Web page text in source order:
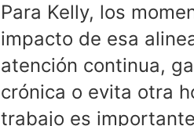
Para Kelly, los
impacto de esa
atención continua,
crónica o evita otra
trabajo es